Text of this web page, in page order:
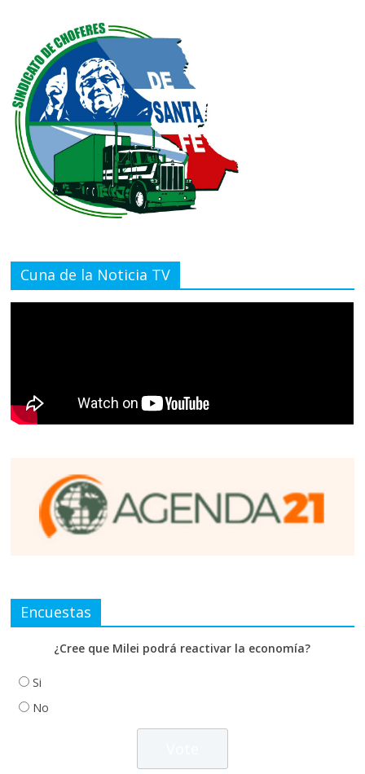
Cuna de la Noticia TV
Encuestas
¿Cree que Milei podrá reactivar la economía?
Si
No